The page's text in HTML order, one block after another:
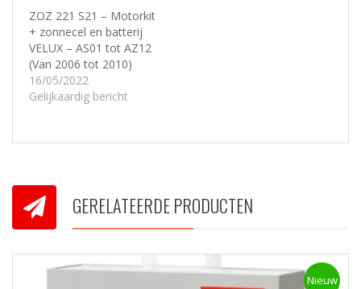
ZOZ 221 S21 – Motorkit
+ zonnecel en batterij
VELUX – AS01 tot AZ12
(Van 2006 tot 2010)
16/05/2022
Gelijkaardig bericht
GERELATEERDE PRODUCTEN
Nieuw